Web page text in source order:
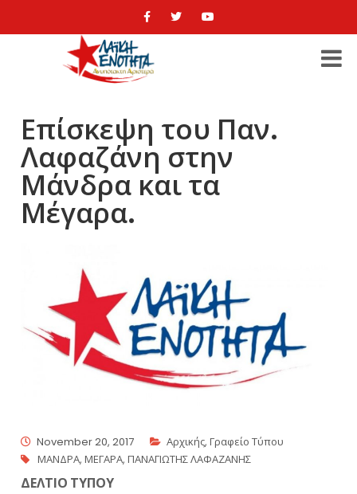
Επίσκεψη του Παν.
Λαφαζάνη στην
Μάνδρα και τα
Μέγαρα.
November 20, 2017 Αρχικής,Γραφείο Τύπου
ΜΑΝΔΡΑ,ΜΕΓΑΡΑ,ΠΑΝΑΓΙΩΤΗΣ ΛΑΦΑΖΑΝΗΣ
ΔΕΛΤΙΟ ΤΥΠΟΥ